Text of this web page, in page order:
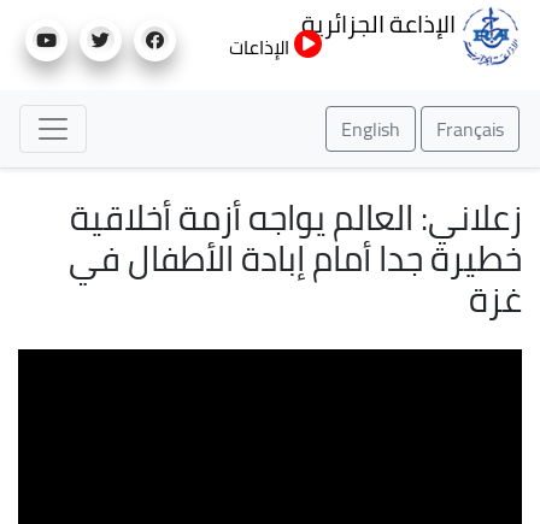
إلى
الإذاعة الجزائرية
الإذاعات
Français
English
زعلاني: العالم يواجه أزمة أخلاقية
خطيرة جدا أمام إبادة الأطفال في
غزة